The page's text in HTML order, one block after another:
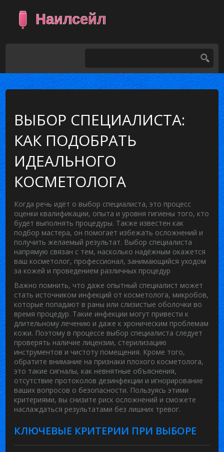
ВЫБОР СПЕЦИАЛИСТА:
КАК ПОДОБРАТЬ
ИДЕАЛЬНОГО
КОСМЕТОЛОГА
Когда речь идёт о выбор специалиста,это процесс
оценки квалификации, опыта и уровня гигиены того, кто
будет выполнять процедуры. Также известен как
подбор мастера, он помогает избежать осложнений и
получить желаемый результат. Выбор специалиста
напрямую связан с тем, насколько надёжным окажется
ваш косметолог, профессионал, занимающийся уходом
за кожей и проведением различных процедур
Важно помнить, что даже опытный специалист может
стать источником инфекций от косметолога, микробов,
которые попадают в раны или слизистые оболочки во
время процедур. Такие инфекции могут привести к
длительному лечению и даже к хроническим проблемам
кожи. Поэтому в процессе выбор специалиста следует
проверять наличие лицензии, стерилизацию
инструментов и чистоту помещения. Кроме того,
обратите внимание на признаки плохого косметолога,
это такие сигналы, как невнятные объяснения,
отсутствие протоколов дезинфекции и игнорирование
ваших вопросов о безопасности. Пользуясь этими
критериями, вы снизите риск осложнений и сможете
наслаждаться результатами без лишних тревог.
КЛЮЧЕВЫЕ КРИТЕРИИ ПРИ ВЫБОРЕ